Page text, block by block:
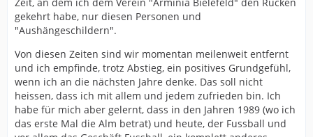
gekehrt habe, nur diesen Personen und
"Aushängeschildern".
Von diesen Zeiten sind wir momentan meilenweit entfernt
und ich empfinde, trotz Abstieg, ein positives Grundgefühl,
wenn ich an die nächsten Jahre denke. Das soll nicht
heissen, dass ich mit allem und jedem zufrieden bin. Ich
habe für mich aber gelernt, dass in den Jahren 1989 (wo ich
das erste Mal die Alm betrat) und heute, der Fussball und